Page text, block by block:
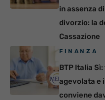
in assenza
divorzio: la
Cassazione
FINANZA
BTP Italia
agevolata e
conviene